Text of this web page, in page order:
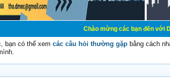
Chào mừng các bạn đến với Diễn đàn
bạn có thể xem các câu hỏi thường gặp bằng cách